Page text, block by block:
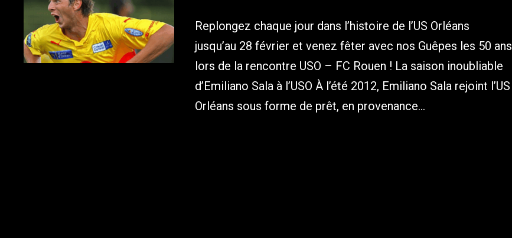
Replongez chaque jour dans l’histoire de l’US Orléans
jusqu’au 28 février et venez fêter avec nos Guêpes les 50 ans
lors de la rencontre USO – FC Rouen ! La saison inoubliable
d’Emiliano Sala à l’USO À l’été 2012, Emiliano Sala rejoint l’US
Orléans sous forme de prêt, en provenance...